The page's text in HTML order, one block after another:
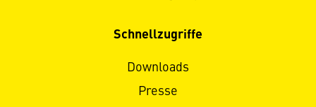
Schnellzugriffe
Downloads
Presse